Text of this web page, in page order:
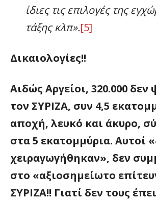
ίδιες τις επιλογές της
τάξης κλπ».[5]
Δικαιολογίες!!
Αιδώς Αργείοι, 320.000
τον ΣΥΡΙΖΑ, συν 4,5
αποχή, λευκό και άκυρο,
στα 5 εκατομμύρια. Αυτοί
χειραγωγήθηκαν», δεν
στο «αξιοσημείωτο
ΣΥΡΙΖΑ!! Γιατί δεν τους